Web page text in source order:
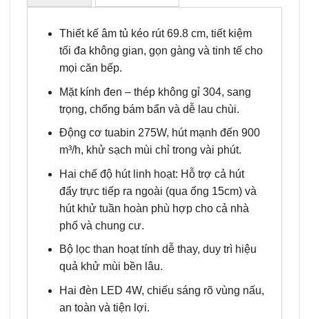
Thiết kế âm tủ kéo rút 69.8 cm, tiết kiệm
tối đa không gian, gọn gàng và tinh tế cho
mọi căn bếp.
Mặt kính đen – thép không gỉ 304, sang
trọng, chống bám bẩn và dễ lau chùi.
Động cơ tuabin 275W, hút mạnh đến 900
m³/h, khử sạch mùi chỉ trong vài phút.
Hai chế độ hút linh hoạt: Hỗ trợ cả hút
đẩy trực tiếp ra ngoài (qua ống 15cm) và
hút khử tuần hoàn phù hợp cho cả nhà
phố và chung cư.
Bộ lọc than hoạt tính dễ thay, duy trì hiệu
quả khử mùi bền lâu.
Hai đèn LED 4W, chiếu sáng rõ vùng nấu,
an toàn và tiện lợi.